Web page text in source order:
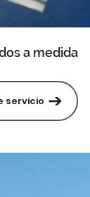
a medida
servicio